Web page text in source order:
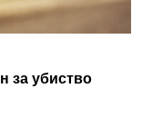
за убиство